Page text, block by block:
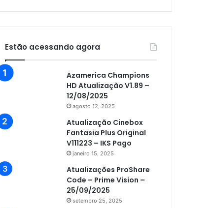
Estão acessando agora
Azamerica Champions
HD Atualização V1.89 –
12/08/2025
agosto 12, 2025
Atualização Cinebox
Fantasia Plus Original
V111223 – IKS Pago
janeiro 15, 2025
Atualizações ProShare
Code – Prime Vision –
25/09/2025
setembro 25, 2025